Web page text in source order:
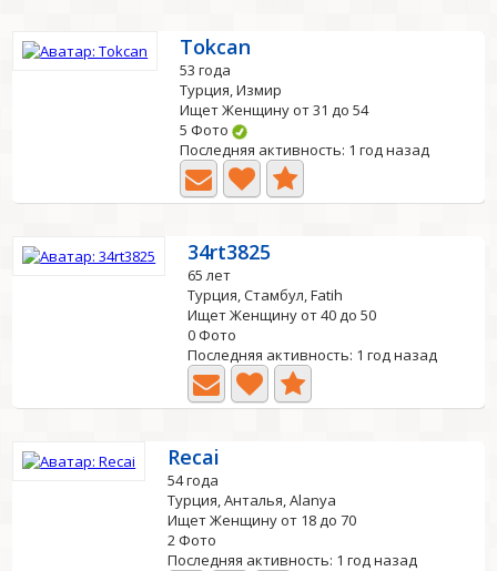
Tokcan
53 года
Турция, Измир
Ищет Женщину от 31 до 54
5 Фото
Последняя активность: 1 год назад
34rt3825
65 лет
Турция, Стамбул, Fatih
Ищет Женщину от 40 до 50
0 Фото
Последняя активность: 1 год назад
Recai
54 года
Турция, Анталья, Alanya
Ищет Женщину от 18 до 70
2 Фото
Последняя активность: 1 год назад